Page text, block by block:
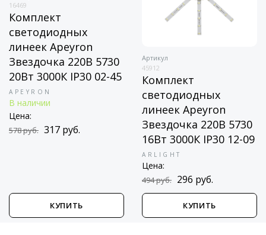
16469
Комплект
светодиодных
линеек Apeyron
Звездочка 220В 5730
20Вт 3000К IP30 02-45
APEYRON
В наличии
Цена:
578 руб. 317 руб.
КУПИТЬ
Артикул
45912
Комплект
светодиодных
линеек Apeyron
Звездочка 220В 5730
16Вт 3000К IP30 12-09
ARLIGHT
Цена:
494 руб. 296 руб.
КУПИТЬ